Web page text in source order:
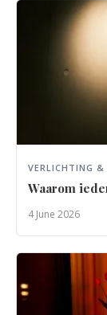
VERLICHTING &
Waarom
4 June 2026